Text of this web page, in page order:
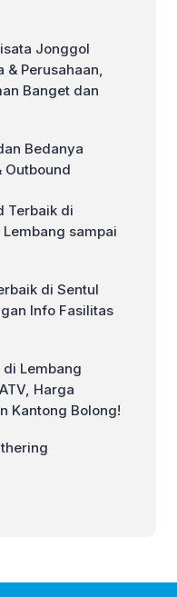
Jonggol
& Perusahaan,
Banget dan
Bedanya
Outbound
Terbaik di
sampai
di Sentul
Info Fasilitas
Lembang
Harga
Kantong Bolong!